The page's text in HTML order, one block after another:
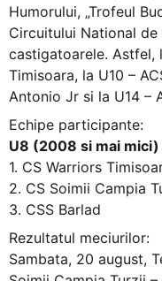
Humorului, „Trofeul
Circuitului National
castigatoarele. Astfel,
Timisoara, la U10 –
Antonio Jr si la U14 –
Echipe participante:
U8 (2008 si mai mici)
1. CS Warriors
2. CS Soimii Campia
3. CSS Barlad
Rezultatul meciurilor:
Sambata, 20 august,